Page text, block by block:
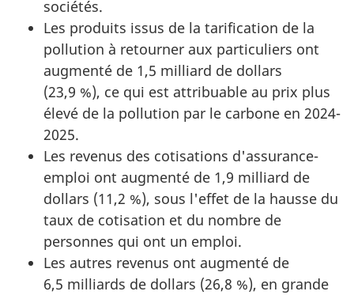
sociétés.
Les produits issus de la tarification de la
pollution à retourner aux particuliers ont
augmenté de 1,5 milliard de dollars
(23,9 %), ce qui est attribuable au prix plus
élevé de la pollution par le carbone en 2024-
2025.
Les revenus des cotisations d'assurance-
emploi ont augmenté de 1,9 milliard de
dollars (11,2 %), sous l'effet de la hausse du
taux de cotisation et du nombre de
personnes qui ont un emploi.
Les autres revenus ont augmenté de
6,5 milliards de dollars (26,8 %), en grande